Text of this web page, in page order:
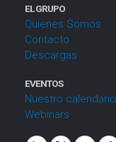
EL GRUPO
Quienes Somos
Contacto
Descargas
EVENTOS
Nuestro calendario
Webinars